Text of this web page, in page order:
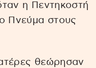
η Πεντηκοστή
Πνεύμα στους
θεώρησαν